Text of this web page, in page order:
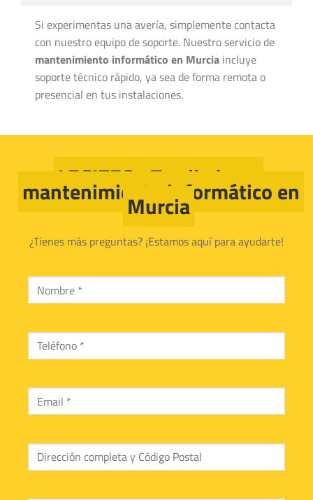
Si experimentas una avería, simplemente contacta
con nuestro equipo de soporte. Nuestro servicio de
mantenimiento informático en Murcia incluye
soporte técnico rápido, ya sea de forma remota o
presencial en tus instalaciones.
LEGITEC - Tu aliado en
mantenimiento informático en
Murcia
¿Tienes más preguntas? ¡Estamos aquí para ayudarte!